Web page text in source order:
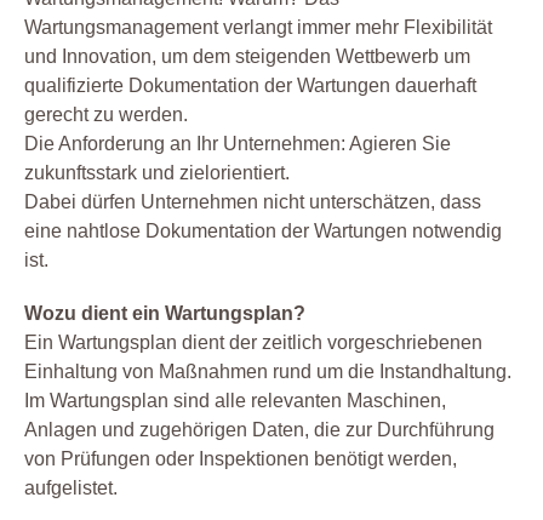
Wartungsmanagement verlangt immer mehr Flexibilität
und Innovation, um dem steigenden Wettbewerb um
qualifizierte Dokumentation der Wartungen dauerhaft
gerecht zu werden.
Die Anforderung an Ihr Unternehmen: Agieren Sie
zukunftsstark und zielorientiert.
Dabei dürfen Unternehmen nicht unterschätzen, dass
eine nahtlose Dokumentation der Wartungen notwendig
ist.
Wozu dient ein Wartungsplan?
Ein Wartungsplan dient der zeitlich vorgeschriebenen
Einhaltung von Maßnahmen rund um die Instandhaltung.
Im Wartungsplan sind alle relevanten Maschinen,
Anlagen und zugehörigen Daten, die zur Durchführung
von Prüfungen oder Inspektionen benötigt werden,
aufgelistet.